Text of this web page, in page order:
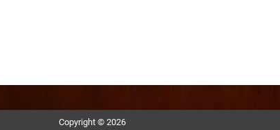
Copyright © 2026